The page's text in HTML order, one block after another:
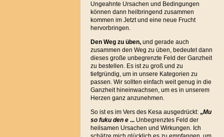
Ungeahnte Ursachen und Bedingungen
können dann heilbringend zusammen
kommen im Jetzt und eine neue Frucht
hervorbringen.
Den Weg zu üben,und gerade auch
zusammen den Weg zu üben, bedeutet dann
dieses große unbegrenzte Feld der Ganzheit
zu bestellen. Es ist zu groß und zu
tiefgründig, um in unsere Kategorien zu
passen. Wir sollten einfach weit genug in die
Ganzheit hineinwachsen, um es in unserem
Herzen ganz anzunehmen.
So ist es im Vers des Kesa ausgedrückt: „Mu
so fuku den e...Unbegrenztes Feld der
heilsamen Ursachen und Wirkungen. Ich